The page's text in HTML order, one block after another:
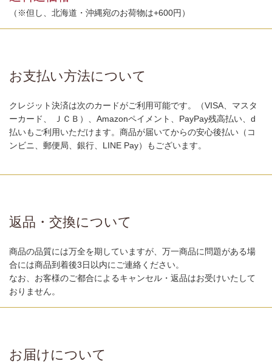
（※但し、北海道・沖縄宛のお荷物は+600円）
お支払い方法について
クレジット決済は次のカードがご利用可能です。（VISA、マスタ
ーカード、 ＪＣＢ）、Amazonペイメント、PayPay残高払い、d
払いもご利用いただけます。商品が届いてからの安心後払い（コ
ンビニ、郵便局、銀行、LINE Pay）もございます。
返品・交換について
商品の品質には万全を期していますが、万一商品に問題がある場
合には商品到着後3日以内にご連絡ください。
なお、お客様のご都合によるキャンセル・返品はお受けいたして
おりません。
お届けについて